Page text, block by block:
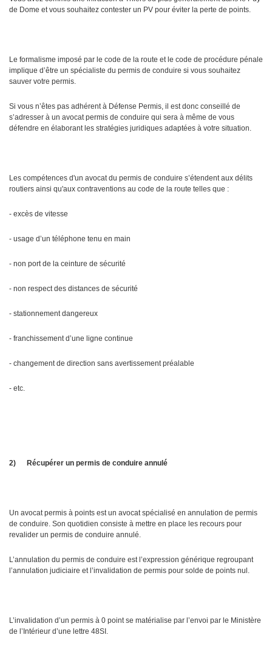
de Dome et vous souhaitez contester un PV pour éviter la perte de points.
Le formalisme imposé par le code de la route et le code de procédure pénale
implique d’être un spécialiste du permis de conduire si vous souhaitez
sauver votre permis.
Si vous n’êtes pas adhérent à Défense Permis, il est donc conseillé de
s’adresser à un avocat permis de conduire qui sera à même de vous
défendre en élaborant les stratégies juridiques adaptées à votre situation.
Les compétences d'un avocat du permis de conduire s’étendent aux délits
routiers ainsi qu'aux contraventions au code de la route telles que :
- excès de vitesse
- usage d’un téléphone tenu en main
- non port de la ceinture de sécurité
- non respect des distances de sécurité
- stationnement dangereux
- franchissement d’une ligne continue
- changement de direction sans avertissement préalable
- etc.
2) Récupérer un permis de conduire annulé
Un avocat permis à points est un avocat spécialisé en annulation de permis
de conduire. Son quotidien consiste à mettre en place les recours pour
revalider un permis de conduire annulé.
L’annulation du permis de conduire est l’expression générique regroupant
l’annulation judiciaire et l’invalidation de permis pour solde de points nul.
L’invalidation d’un permis à 0 point se matérialise par l’envoi par le Ministère
de l’Intérieur d’une lettre 48SI.